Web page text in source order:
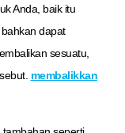
Anda, baik itu
dapat
sesuatu,
membalikkan